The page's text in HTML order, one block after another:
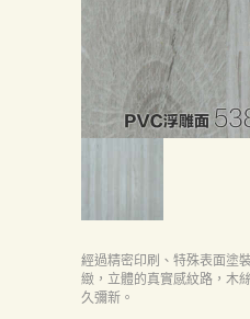
經過精密印刷、特殊表面塗
緻，立體的真實感紋路，木
久彌新。